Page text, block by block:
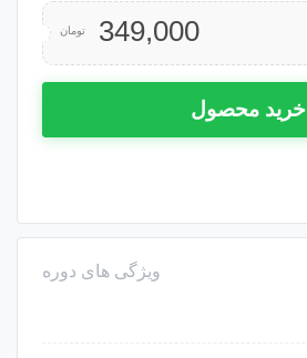
349,000 تومان
خرید محصول
ویژگی های دوره